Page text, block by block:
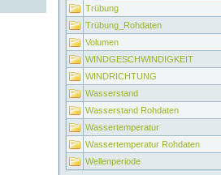
Trübung
Trübung_Rohdaten
Volumen
WINDGESCHWINDIGKEIT
WINDRICHTUNG
Wasserstand
Wasserstand Rohdaten
Wassertemperatur
Wassertemperatur Rohdaten
Wellenperiode